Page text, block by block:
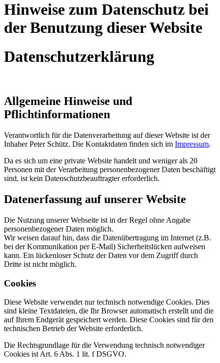
Hinweise zum Datenschutz bei
der Benutzung dieser Website
Datenschutzerklärung
Allgemeine Hinweise und
Pflichtinformationen
Verantwortlich für die Datenverarbeitung auf dieser Website ist der
Inhaber Peter Schütz. Die Kontaktdaten finden sich im Impressum.
Da es sich um eine private Website handelt und weniger als 20
Personen mit der Verarbeitung personenbezogener Daten beschäftigt
sind, ist kein Datenschutzbeauftragter erforderlich.
Datenerfassung auf unserer Website
Die Nutzung unserer Webseite ist in der Regel ohne Angabe
personenbezogener Daten möglich.
Wir weisen darauf hin, dass die Datenübertragung im Internet (z.B.
bei der Kommunikation per E-Mail) Sicherheitslücken aufweisen
kann. Ein lückenloser Schutz der Daten vor dem Zugriff durch
Dritte ist nicht möglich.
Cookies
Diese Website verwendet nur technisch notwendige Cookies. Dies
sind kleine Textdateien, die Ihr Browser automatisch erstellt und die
auf Ihrem Endgerät gespeichert werden. Diese Cookies sind für den
technischen Betrieb der Website erforderlich.
Die Rechtsgrundlage für die Verwendung technisch notwendiger
Cookies ist Art. 6 Abs. 1 lit. f DSGVO.